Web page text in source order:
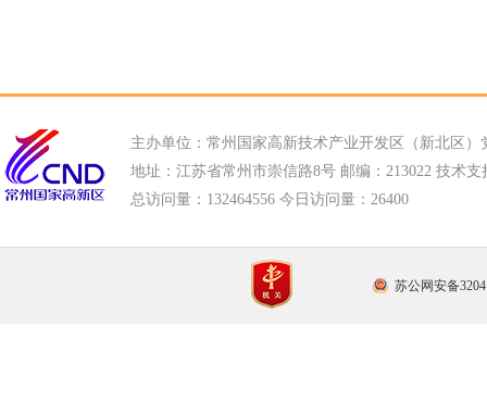
主办单位：常州国家高新技术产业开发区（新北区）
地址：江苏省常州市崇信路8号 邮编：213022 技术支
总访问量： 132464556 今日访问量： 26400
苏公网安备